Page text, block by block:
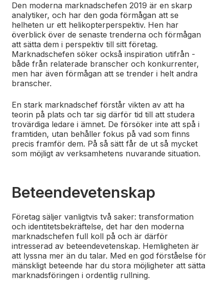
Den moderna marknadschefen 2019 är en skarp
analytiker, och har den goda förmågan att se
helheten ur ett helikopterperspektiv. Hen har
överblick över de senaste trenderna och förmågan
att sätta dem i perspektiv till sitt företag.
Marknadschefen söker också inspiration utifrån -
både från relaterade branscher och konkurrenter,
men har även förmågan att se trender i helt andra
branscher.
En stark marknadschef förstår vikten av att ha
teorin på plats och tar sig därför tid till att studera
trovärdiga ledare i ämnet. De försöker inte att spå i
framtiden, utan behåller fokus på vad som finns
precis framför dem. På så sätt får de ut så mycket
som möjligt av verksamhetens nuvarande situation.
Beteendevetenskap
Företag säljer vanligtvis två saker: transformation
och identitetsbekräftelse, det har den moderna
marknadschefen full koll på och är därför
intresserad av beteendevetenskap. Hemligheten är
att lyssna mer än du talar. Med en god förståelse för
mänskligt beteende har du stora möjligheter att sätta
marknadsföringen i ordentlig rullning.